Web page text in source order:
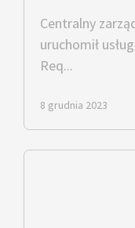
Centralny
uruchomił
Req...
8 grudnia 2023